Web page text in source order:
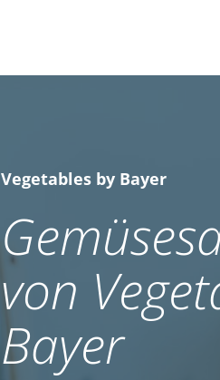
Vegetables by Bayer
von
Bayer